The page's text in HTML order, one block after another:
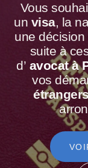
Vous
un visa, la
une décision
suite à
d’ avocat à
vos